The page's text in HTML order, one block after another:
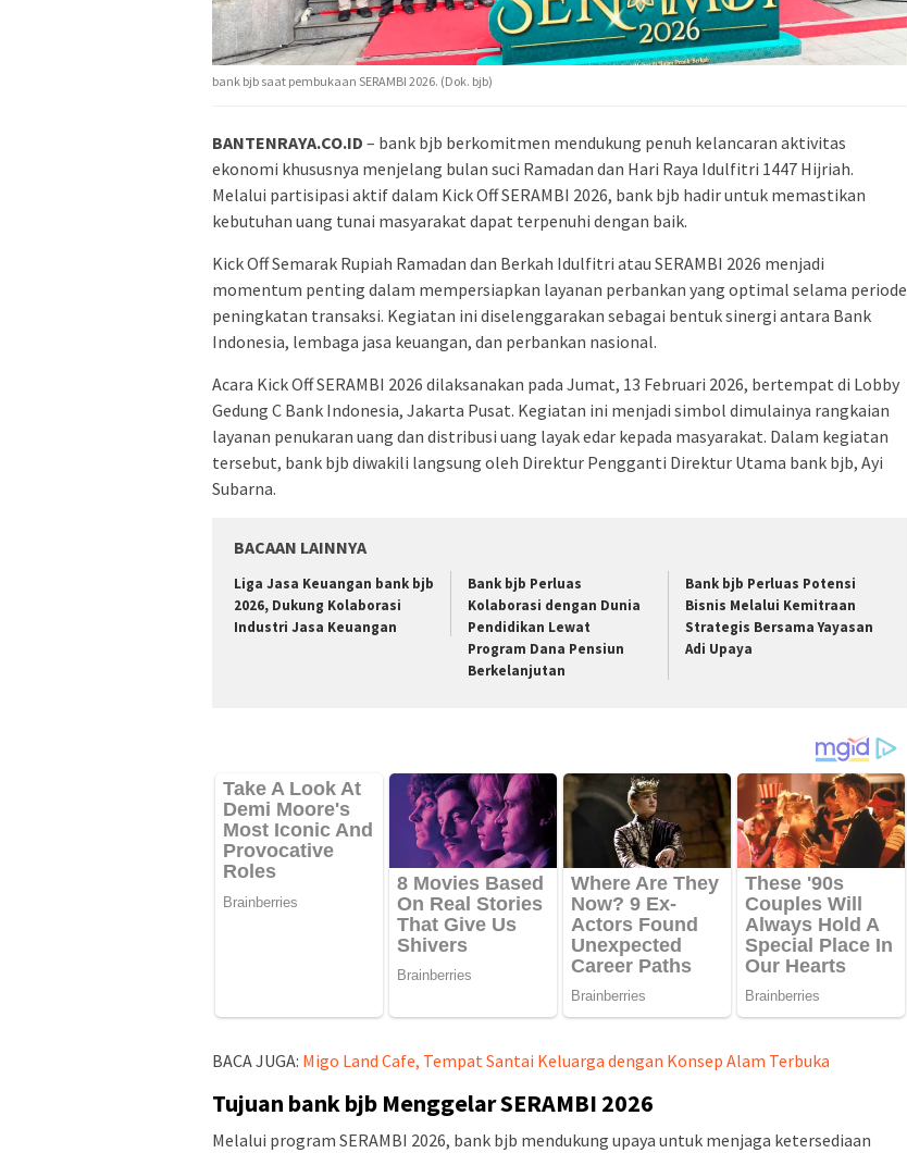
bank bjb saat pembukaan SERAMBI 2026. (Dok. bjb)
BANTENRAYA.CO.ID – bank bjb berkomitmen mendukung penuh kelancaran aktivitas
ekonomi khususnya menjelang bulan suci Ramadan dan Hari Raya Idulfitri 1447 Hijriah.
Melalui partisipasi aktif dalam Kick Off SERAMBI 2026, bank bjb hadir untuk memastikan
kebutuhan uang tunai masyarakat dapat terpenuhi dengan baik.
Kick Off Semarak Rupiah Ramadan dan Berkah Idulfitri atau SERAMBI 2026 menjadi
momentum penting dalam mempersiapkan layanan perbankan yang optimal selama periode
peningkatan transaksi. Kegiatan ini diselenggarakan sebagai bentuk sinergi antara Bank
Indonesia, lembaga jasa keuangan, dan perbankan nasional.
Acara Kick Off SERAMBI 2026 dilaksanakan pada Jumat, 13 Februari 2026, bertempat di Lobby
Gedung C Bank Indonesia, Jakarta Pusat. Kegiatan ini menjadi simbol dimulainya rangkaian
layanan penukaran uang dan distribusi uang layak edar kepada masyarakat. Dalam kegiatan
tersebut, bank bjb diwakili langsung oleh Direktur Pengganti Direktur Utama bank bjb, Ayi
Subarna.
BACAAN LAINNYA
Liga Jasa Keuangan bank bjb
2026, Dukung Kolaborasi
Industri Jasa Keuangan
Bank bjb Perluas
Kolaborasi dengan Dunia
Pendidikan Lewat
Program Dana Pensiun
Berkelanjutan
Bank bjb Perluas Potensi
Bisnis Melalui Kemitraan
Strategis Bersama Yayasan
Adi Upaya
BACA JUGA: Migo Land Cafe, Tempat Santai Keluarga dengan Konsep Alam Terbuka
Tujuan bank bjb Menggelar SERAMBI 2026
Melalui program SERAMBI 2026, bank bjb mendukung upaya untuk menjaga ketersediaan